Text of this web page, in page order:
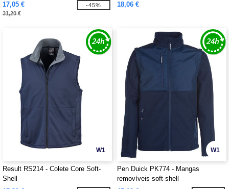
17,05 €
31,20 €
-45% 18,06 €
W1
Result RS214 - Colete Core Soft-
Shell
W1
Pen Duick PK774 - Mangas
removíveis soft-shell